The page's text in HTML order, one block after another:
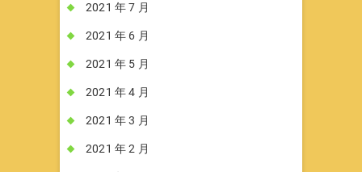
2021 年 7 月
2021 年 6 月
2021 年 5 月
2021 年 4 月
2021 年 3 月
2021 年 2 月